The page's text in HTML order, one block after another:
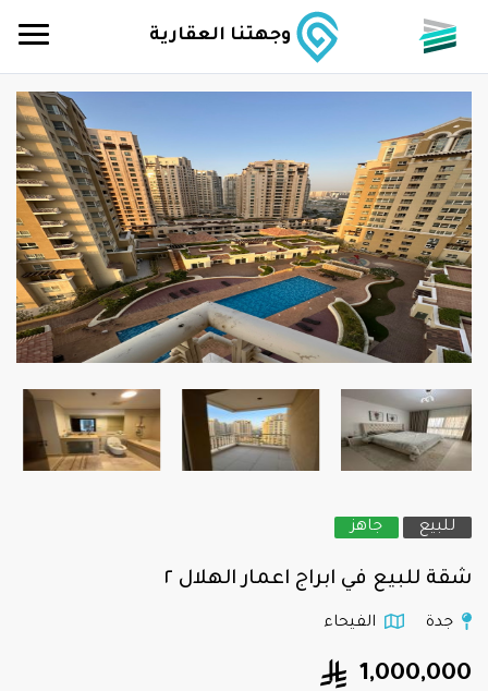
وجهتنا العقارية
للبيع جاهز
شقة للبيع في ابراج اعمار الهلال ٢
جدة الفيحاء
1,000,000